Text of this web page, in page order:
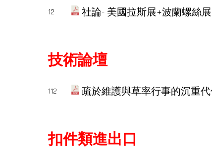
12 社論- 美國拉斯展+波蘭螺絲
技術論壇
112 疏於維護與草率行事的沉重代
扣件類進出口